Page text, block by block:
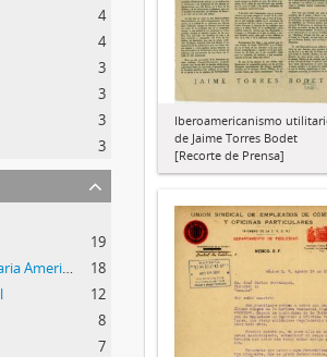
4
4
3
3
3
3
19
Alianza Popular Revolucionaria Americana (APRA)
18
12
8
7
Iberoamericanismo
de Jaime Torres Bodet
[Recorte de Prensa]